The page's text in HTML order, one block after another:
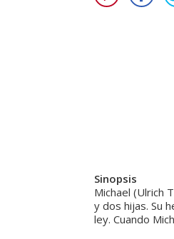
Sinopsis
Michael (Ulrich
y dos hijas. Su
ley. Cuando